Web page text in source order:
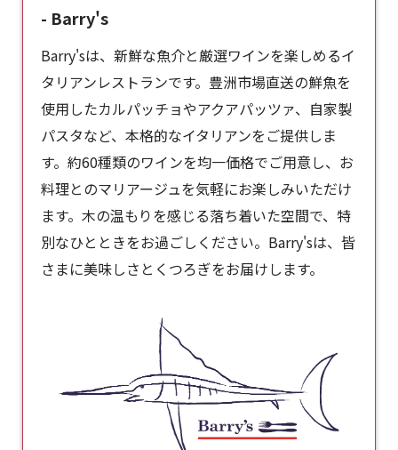
- Barry's
Barry'sは、新鮮な魚介と厳選ワインを楽しめるイ
タリアンレストランです。豊洲市場直送の鮮魚を
使用したカルパッチョやアクアパッツァ、自家製
パスタなど、本格的なイタリアンをご提供しま
す。約60種類のワインを均一価格でご用意し、お
料理とのマリアージュを気軽にお楽しみいただけ
ます。木の温もりを感じる落ち着いた空間で、特
別なひとときをお過ごしください。Barry'sは、皆
さまに美味しさとくつろぎをお届けします。